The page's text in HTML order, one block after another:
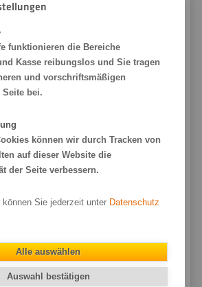
Gloss Baryta
Gloss Baryta
Gloss Baryta X
Silk Baryta X
funktionieren die Bereiche
Kasse reibungslos und Sie tragen
und vorschriftsmäßigen
Seite bei.
können wir durch Tracken von
auf dieser Website die
der Seite verbessern.
können Sie jederzeit unter Datenschutz
Alle auswählen
Auswahl bestätigen